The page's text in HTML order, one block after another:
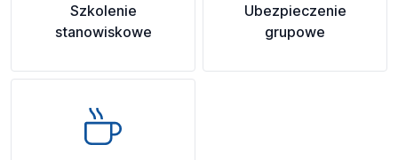
Szkolenie
stanowiskowe
Ubezpieczenie
grupowe